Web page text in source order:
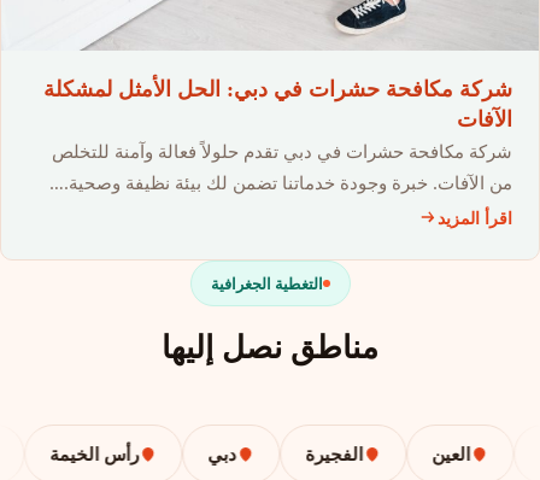
شركة مكافحة حشرات في دبي: الحل الأمثل لمشكلة
الآفات
شركة مكافحة حشرات في دبي تقدم حلولاً فعالة وآمنة للتخلص
من الآفات. خبرة وجودة خدماتنا تضمن لك بيئة نظيفة وصحية.…
اقرأ المزيد
التغطية الجغرافية
مناطق نصل إليها
العين الفجيرة دبي رأس الخيمة